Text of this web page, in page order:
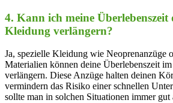
4. ‌Kann ich‍ meine Überlebenszeit
Kleidung verlängern?
Ja, spezielle Kleidung wie Neoprenanzüge
Materialien ⁣können deine Überlebenszeit im
verlängern. Diese Anzüge halten deinen‌
vermindern das Risiko einer schnellen
sollte man in solchen Situationen⁤ immer gut